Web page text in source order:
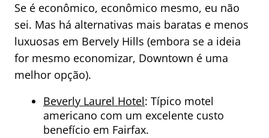
Se é econômico, econômico mesmo, eu não
sei. Mas há alternativas mais baratas e menos
luxuosas em Bervely Hills (embora se a ideia
for mesmo economizar, Downtown é uma
melhor opção).
Beverly Laurel Hotel: Típico motel
americano com um excelente custo
benefício em Fairfax.